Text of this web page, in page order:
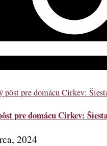
pre domácu Cirkev:
2024